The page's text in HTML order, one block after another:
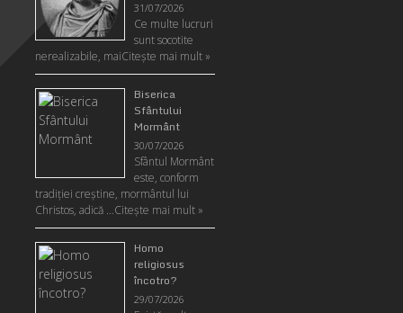
31/07/2026
Ce multe lucruri
sunt socotite
nerealizabile, maiCiteşte mai mult »
Biserica
Sfântului
Mormânt
30/07/2026
Sfântul Mormânt
este, conform
tradiţiei creştine, mormântul lui
Christos, adică …Citeşte mai mult »
Homo
religiosus
încotro?
29/07/2026